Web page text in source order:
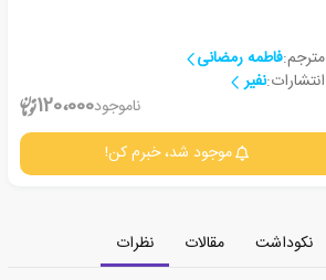
مترجم:فاطمه رمضانی
انتشارات:نفیر
ناموجود120،000
موجود شد، خبرم کن!
نکوداشت مقالات
نظرات